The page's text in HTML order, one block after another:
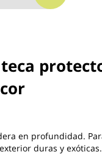
en profundidad.
duras y exóticas.